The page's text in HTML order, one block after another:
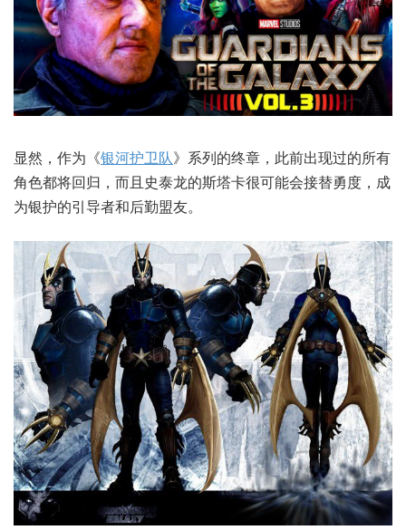
显然，作为《银河护卫队》系列的终章，此前出现过的所有
角色都将回归，而且史泰龙的斯塔卡很可能会接替勇度，成
为银护的引导者和后勤盟友。